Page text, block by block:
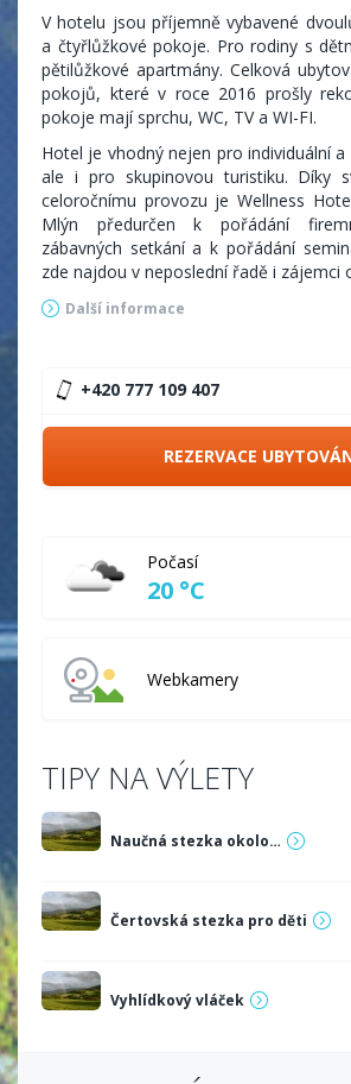
V hotelu jsou příjemně vybavené
a čtyřlůžkové pokoje. Pro rodiny s
pětilůžkové apartmány. Celková
pokojů, které v roce 2016 prošly
pokoje mají sprchu, WC, TV a WI-FI.
Hotel je vhodný nejen pro individuální
ale i pro skupinovou turistiku. Díky
celoročnímu provozu je Wellness
Mlýn předurčen k pořádání
zábavných setkání a k pořádání
zde najdou v neposlední řadě i zájemci
Další informace
+420 777 109 407
REZERVACE
Počasí
20 °C
Webkamery
TIPY NA VÝLETY
Naučná stezka okolo…
Čertovská stezka pro děti
Vyhlídkový vláček